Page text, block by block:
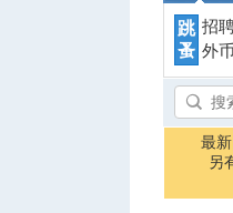
跳
蚤
招
外币
最
另